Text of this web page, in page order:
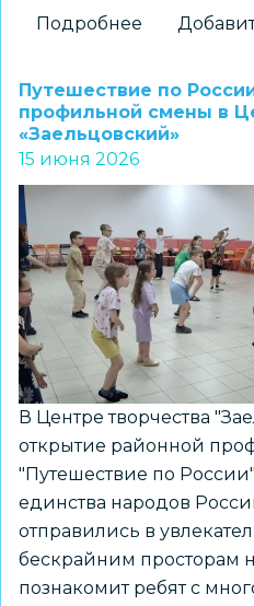
Подробнее
светофорных
наук»
учит
каникулам
Путешествие по
профильной смены в
«Заельцовский»
15 июня 2026
В Центре творчества
открытие районной
"Путешествие по
единства народов
отправились в
бескрайним просторам
познакомит ребят с